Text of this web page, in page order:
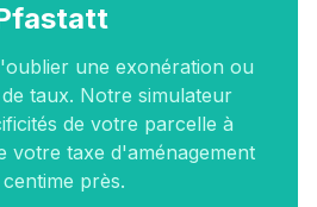
une exonération ou
taux. Notre simulateur
de votre parcelle à
votre taxe d'aménagement
près.